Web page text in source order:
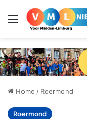
Menu
Home / Roermond
Roermond